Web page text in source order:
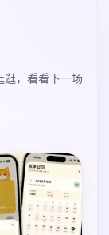
逛，看看下一场